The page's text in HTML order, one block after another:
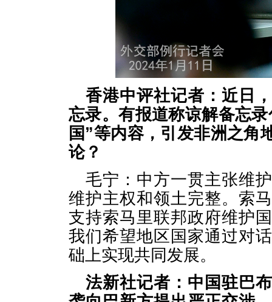
香港中评社记者：近日
忘录。有报道称谅解备忘
国”等内容，引发非洲之角
论？
毛宁：中方一贯主张维
维护主权和领土完整。索
支持索马里联邦政府维护
我们希望地区国家通过对
础上实现共同发展。
法新社记者：中国驻巴